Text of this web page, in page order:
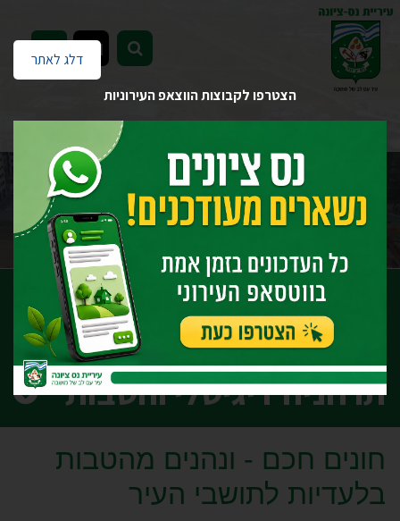
הצטרפו לקבוצות הווצאפ העירוניות
דלג לאתר EN
יחידות העירייה ביטחון וחירום
מחלקת פיקוח וחניה
סמארטנס SMARTNESS – תו חניה דיגיטלי והטבות
סמארטנס SMARTNESS –
תו חניה דיגיטלי והטבות
חונים חכם - ונהנים מהטבות
בלעדיות לתושבי העיר